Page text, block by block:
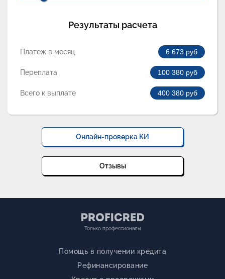
Результаты расчета
Платеж в месяц 6 673 руб
Переплата 100 380 руб
Всего к выплате 400 380 руб
Онлайн-проверка КИ
Отзывы
Только профессионалы
Помощь в получении кредита
Рефинансирование